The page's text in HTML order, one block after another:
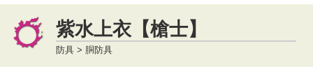
紫水上衣【槍士】
防具 > 胴防具